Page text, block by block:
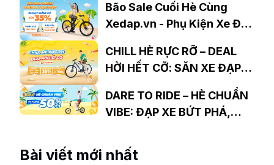
Bão Sale Cuối Hè Cùng
Xedap.vn - Phụ Kiện Xe Đạp
CHILL HÈ RỰC RỠ – DEAL
HỜI HẾT CỠ: SĂN XE ĐẠP
KHỦNG TẠI XEDAP.VN
DARE TO RIDE – HÈ CHUẨN
VIBE: ĐẠP XE BỨT PHÁ,
Bài viết mới nhất